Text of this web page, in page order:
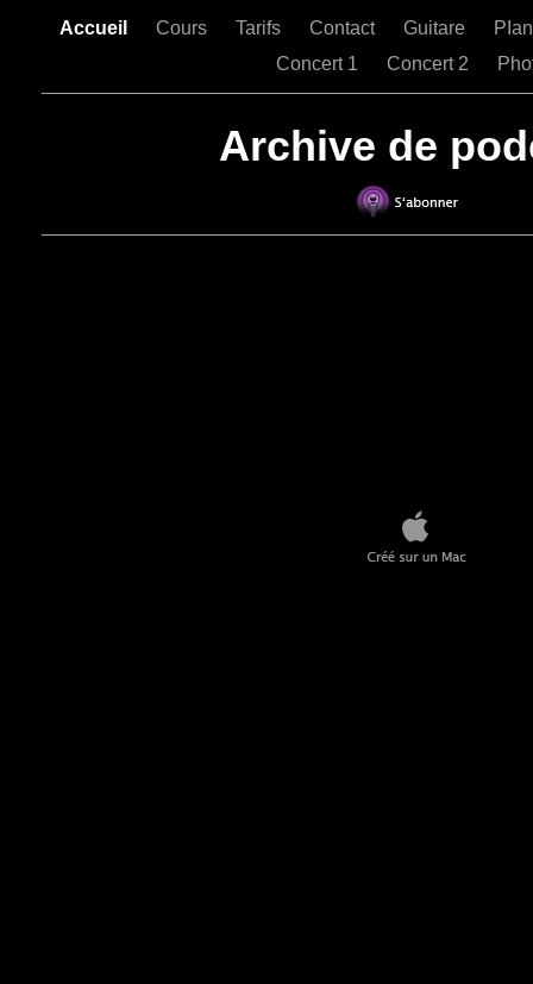
Accueil Cours Tarifs Contact Guitare
Concert 1
Concert 2
Archive de